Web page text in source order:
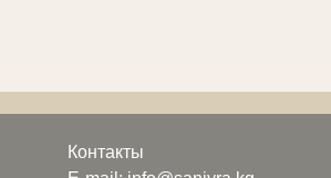
Контакты